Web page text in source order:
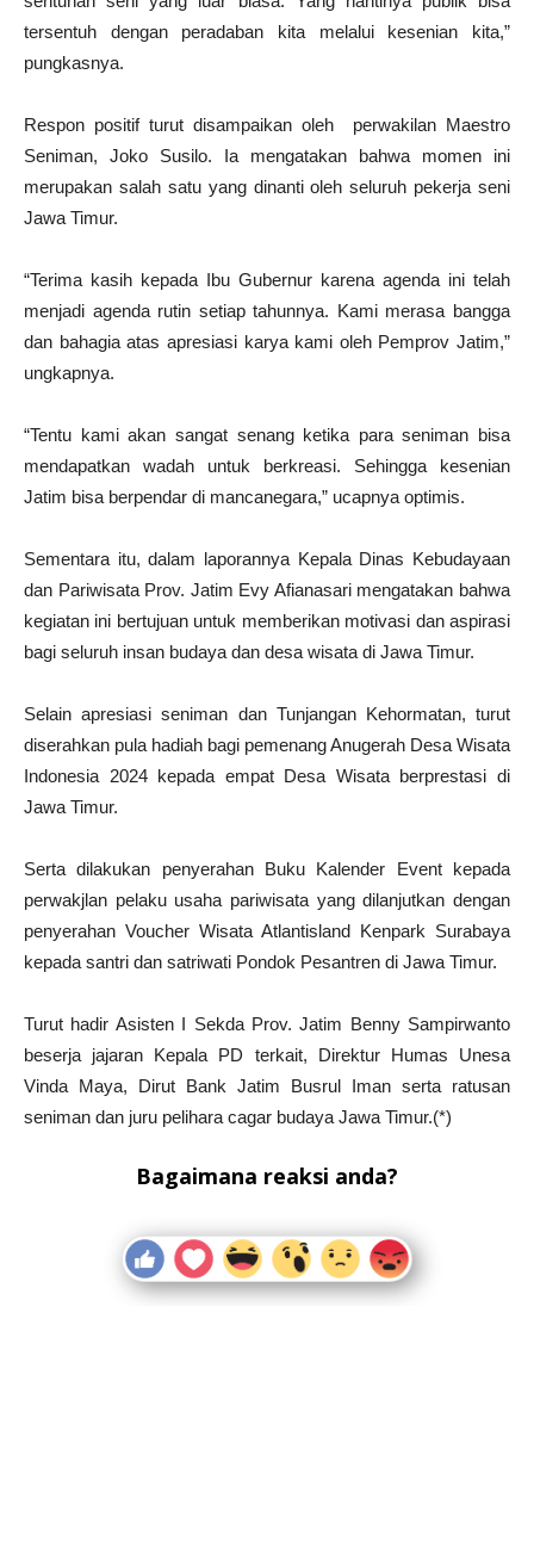
tersentuh dengan peradaban kita melalui kesenian kita,”
pungkasnya.
Respon positif turut disampaikan oleh perwakilan Maestro
Seniman, Joko Susilo. Ia mengatakan bahwa momen ini
merupakan salah satu yang dinanti oleh seluruh pekerja seni
Jawa Timur.
“Terima kasih kepada Ibu Gubernur karena agenda ini telah
menjadi agenda rutin setiap tahunnya. Kami merasa bangga
dan bahagia atas apresiasi karya kami oleh Pemprov Jatim,”
ungkapnya.
“Tentu kami akan sangat senang ketika para seniman bisa
mendapatkan wadah untuk berkreasi. Sehingga kesenian
Jatim bisa berpendar di mancanegara,” ucapnya optimis.
Sementara itu, dalam laporannya Kepala Dinas Kebudayaan
dan Pariwisata Prov. Jatim Evy Afianasari mengatakan bahwa
kegiatan ini bertujuan untuk memberikan motivasi dan aspirasi
bagi seluruh insan budaya dan desa wisata di Jawa Timur.
Selain apresiasi seniman dan Tunjangan Kehormatan, turut
diserahkan pula hadiah bagi pemenang Anugerah Desa Wisata
Indonesia 2024 kepada empat Desa Wisata berprestasi di
Jawa Timur.
Serta dilakukan penyerahan Buku Kalender Event kepada
perwakjlan pelaku usaha pariwisata yang dilanjutkan dengan
penyerahan Voucher Wisata Atlantisland Kenpark Surabaya
kepada santri dan satriwati Pondok Pesantren di Jawa Timur.
Turut hadir Asisten I Sekda Prov. Jatim Benny Sampirwanto
beserja jajaran Kepala PD terkait, Direktur Humas Unesa
Vinda Maya, Dirut Bank Jatim Busrul Iman serta ratusan
seniman dan juru pelihara cagar budaya Jawa Timur.(*)
Bagaimana reaksi anda?